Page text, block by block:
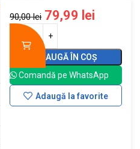
90,00lei 79,99 lei
ADAUGĂ ÎN COȘ
Comandă pe WhatsApp
Adaugă la favorite